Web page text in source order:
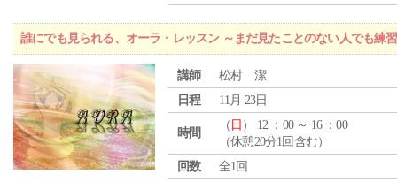
誰にでも見られる、オーラ・レッスン ～まだ見たことのない人でも練
講師
松村 潔
日程
11月 23日
時間
（ 日 ） 12 ：00 ～ 16 ：00
（休憩20分1回含む）
回数
全1回